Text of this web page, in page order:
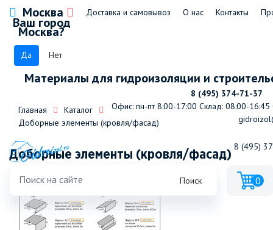
Москва
Ваш город
Москва?
Да Нет
Доставка и самовывоз О нас Контакты
Материалы для гидроизоляции и
8 (495) 374-71-37
Офис: пн-пт 8:00-17:00 Склад: 08:00-16:45
8 (495)
Поиск 0
Главная
Каталог
Доборные элементы (кровля/фасад)
Доборные элементы (кровля/фасад)